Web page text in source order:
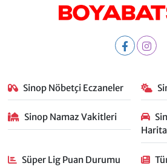
Sinop Nöbetçi Eczaneler
Sinop Namaz Vakitleri
Süper Lig Puan Durumu